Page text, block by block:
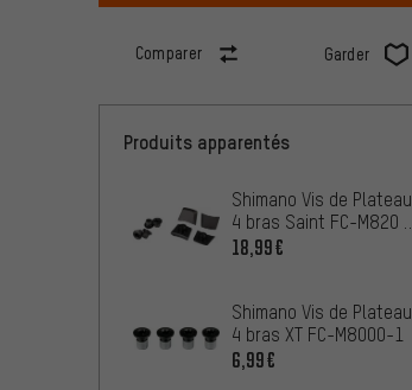
Comparer Garder
Produits apparentés
Shimano Vis de Plateau
4 bras Saint FC-M820 /
FC-M825
18,99€
Shimano Vis de Plateau
4 bras XT FC-M8000-1
6,99€